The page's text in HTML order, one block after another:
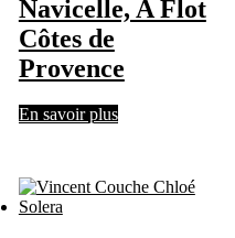
Navicelle, A Flot
Côtes de
Provence
En savoir plus